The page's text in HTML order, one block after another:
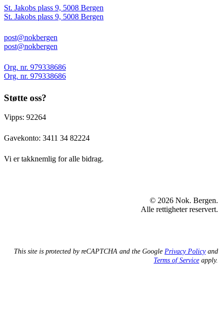
St. Jakobs plass 9, 5008 Bergen
St. Jakobs plass 9, 5008 Bergen
post@nokbergen
post@nokbergen
Org. nr. 979338686
Org. nr. 979338686
Støtte oss?
Vipps: 92264
Gavekonto: 3411 34 82224
Vi er takknemlig for alle bidrag.
© 2026 Nok. Bergen.
Alle rettigheter reservert.
This site is protected by reCAPTCHA and the Google Privacy Policyand
Terms of Service apply.